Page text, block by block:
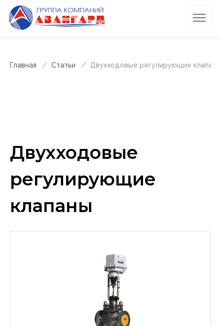
Главная Статьи Двухходовые регулирующие клапаны
Двухходовые
регулирующие
клапаны